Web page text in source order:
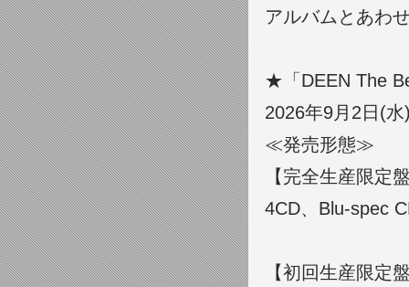
アルバムとあわ
★「DEEN The
2026年9月2日(
≪発売形態≫
【完全生産限定
4CD、Blu-spec
【初回生産限定